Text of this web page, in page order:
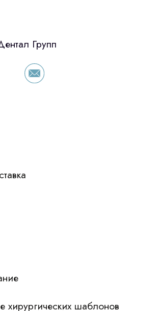
подберем выгодные
лизингу оборудования,
контакты чтобы мы
по условиям